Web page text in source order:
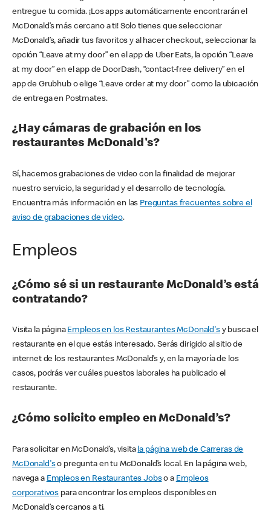
entregue tu comida. ¡Los apps automáticamente encontrarán el
McDonald’s más cercano a ti! Solo tienes que seleccionar
McDonald’s, añadir tus favoritos y al hacer checkout, seleccionar la
opción “Leave at my door” en el app de Uber Eats, la opción “Leave
at my door” en el app de DoorDash, “contact-free delivery” en el
app de Grubhub o elige “Leave order at my door” como la ubicación
de entrega en Postmates.
¿Hay cámaras de grabación en los
restaurantes McDonald's?
Sí, hacemos grabaciones de video con la finalidad de mejorar
nuestro servicio, la seguridad y el desarrollo de tecnología.
Encuentra más información en las Preguntas frecuentes sobre el
aviso de grabaciones de video.
Empleos
¿Cómo sé si un restaurante McDonald’s está
contratando?
Visita la página Empleos en los Restaurantes McDonald'sy busca el
restaurante en el que estás interesado. Serás dirigido al sitio de
internet de los restaurantes McDonald’s y, en la mayoría de los
casos, podrás ver cuáles puestos laborales ha publicado el
restaurante.
¿Cómo solicito empleo en McDonald’s?
Para solicitar en McDonald’s, visita la página web de Carreras de
McDonald'so pregunta en tu McDonald’s local. En la página web,
navega a Empleos en Restaurantes Jobso a Empleos
corporativos para encontrar los empleos disponibles en
McDonald’s cercanos a ti.